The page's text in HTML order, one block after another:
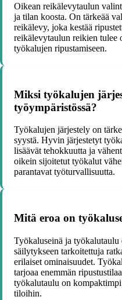
Oikean reikälevytaulun
ja tilan koosta. On tärkeää
reikälevy, joka kestää
reikälevytaulun reikien tulee
työkalujen ripustamiseen.
Miksi työkalujen
työympäristössä?
Työkalujen järjestely on
syystä. Hyvin järjestetyt
lisäävät tehokkuutta ja
oikein sijoitetut työkalut
parantavat työturvallisuutta.
Mitä eroa on
Työkaluseinä ja
säilytykseen tarkoitettuja
erilaiset ominaisuudet.
tarjoaa enemmän
työkalutaulu on
tiloihin.